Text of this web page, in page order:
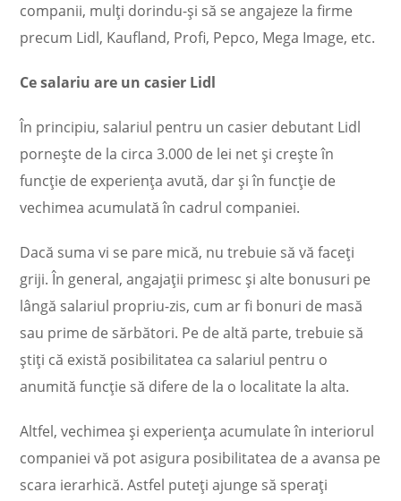
companii, mulţi dorindu-şi să se angajeze la firme
precum Lidl, Kaufland, Profi, Pepco, Mega Image, etc.
Ce salariu are un casier Lidl
În principiu, salariul pentru un casier debutant Lidl
porneşte de la circa 3.000 de lei net şi creşte în
funcţie de experienţa avută, dar şi în funcţie de
vechimea acumulată în cadrul companiei.
Dacă suma vi se pare mică, nu trebuie să vă faceţi
griji. În general, angajaţii primesc şi alte bonusuri pe
lângă salariul propriu-zis, cum ar fi bonuri de masă
sau prime de sărbători. Pe de altă parte, trebuie să
ştiţi că există posibilitatea ca salariul pentru o
anumită funcţie să difere de la o localitate la alta.
Altfel, vechimea şi experienţa acumulate în interiorul
companiei vă pot asigura posibilitatea de a avansa pe
scara ierarhică. Astfel puteţi ajunge să speraţi